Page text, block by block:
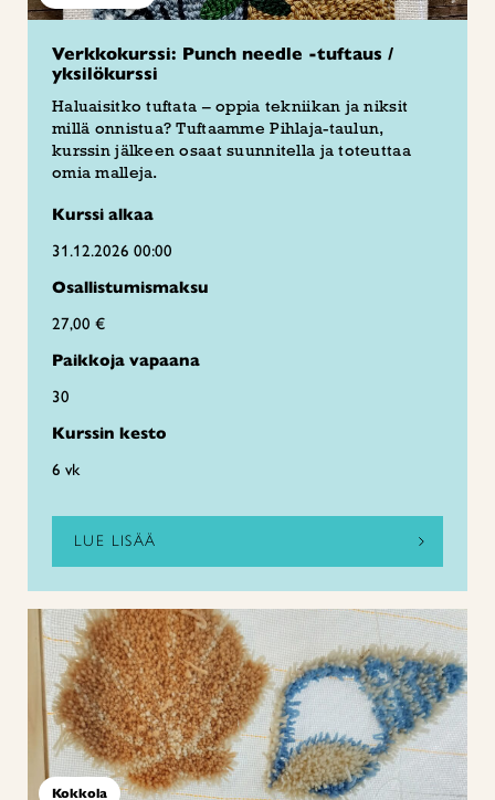
Verkkokurssi: Punch needle -tuftaus /
yksilökurssi
Haluaisitko tuftata – oppia tekniikan ja niksit
millä onnistua? Tuftaamme Pihlaja-taulun,
kurssin jälkeen osaat suunnitella ja toteuttaa
omia malleja.
Kurssi alkaa
31.12.2026 00:00
Osallistumismaksu
27,00 €
Paikkoja vapaana
30
Kurssin kesto
6 vk
LUE LISÄÄ
Kokkola